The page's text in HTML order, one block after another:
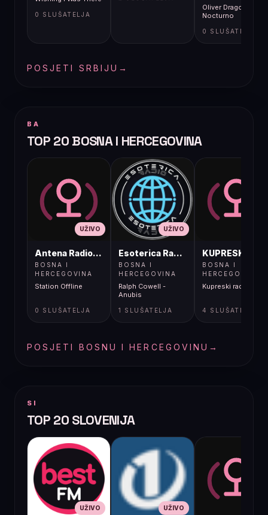
0 SLUŠATELJA
Oliver Dragojević -
Nocturno
0 SLUŠATELJA
POSJETI SRBIJU →
BA
TOP 20 BOSNA I HERCEGOVINA
UŽIVO
Antena Radio, Jelah Tešanj
BOSNA I
HERCEGOVINA
Station Offline
0 SLUŠATELJA
UŽIVO
Esoterica Radio S1
BOSNA I
HERCEGOVINA
Ralph Cowell -
Anubis
1 SLUŠATELJA
BOSNA I
HERCEGOVINA
Kupreski radio
4 SLUŠATELJA
POSJETI BOSNU I HERCEGOVINU →
SI
TOP 20 SLOVENIJA
UŽIVO UŽIVO